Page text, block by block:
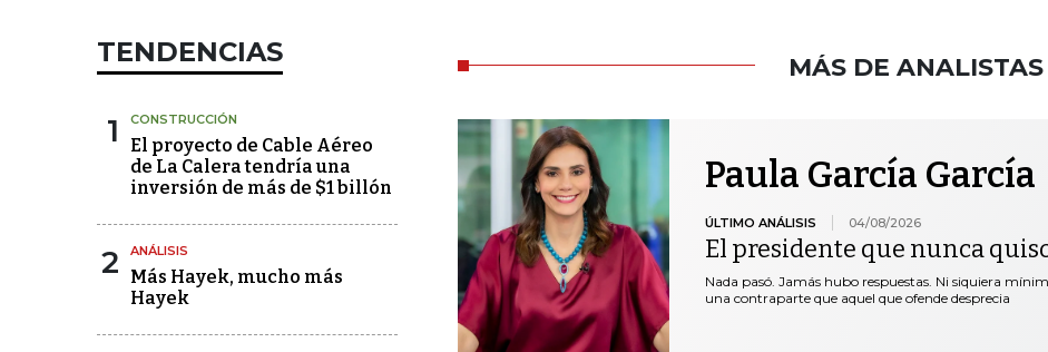
TENDENCIAS
1 CONSTRUCCIÓN
El proyecto de Cable Aéreo
de La Calera tendría una
inversión de más de $1 billón
2 ANÁLISIS
Más Hayek, mucho más
Hayek
MÁS DE ANALISTAS
Paula García García
ÚLTIMO ANÁLISIS 04/08/2026
El presidente que nunca
Nada pasó. Jamás hubo respuestas. Ni siquiera
una contraparte que aquel que ofende desprecia